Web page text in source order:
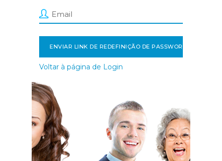
ENVIAR LINK DE REDEFINIÇÃO DE PASSWORD
Voltar à página de Login